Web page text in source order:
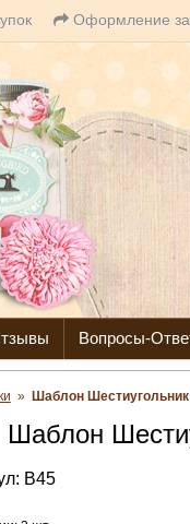
Оформление
Вопросы-
» Шаблон
Шаблон
B45